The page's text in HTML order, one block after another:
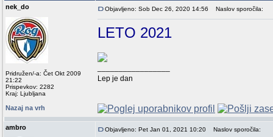
nek_do
Pridružen/-a: Čet Okt 2009
21:22
Prispevkov: 2282
Kraj: Ljubljana
Objavljeno: Sob Dec 26, 2020 14:56 Naslov sporočila:
LETO 2021
Lep je dan
Nazaj na vrh
ambro Objavljeno: Pet Jan 01, 2021 10:20 Naslov sporočila: